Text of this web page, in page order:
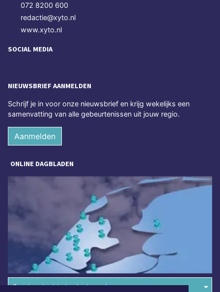
072 8200 600
redactie@xyto.nl
www.xyto.nl
SOCIAL MEDIA
NIEUWSBRIEF AANMELDEN
Schrijf je in voor onze nieuwsbrief en krijg wekelijks een
samenvatting van alle gebeurtenissen uit jouw regio.
Aanmelden
ONLINE DAGBLADEN
Overige dagbladen in de regio